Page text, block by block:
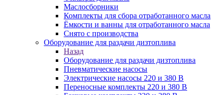
Маслосборники
Комплекты для сбора отработанного масла
Ёмкости и ванны для отработанного масла
Снято с производства
Оборудование для раздачи дизтоплива
Назад
Оборудование для раздачи дизтоплива
Пневматические насосы
Электрические насосы 220 и 380 В
Переносные комплекты 220 и 380 В